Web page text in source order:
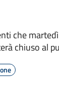
che
chiuso al